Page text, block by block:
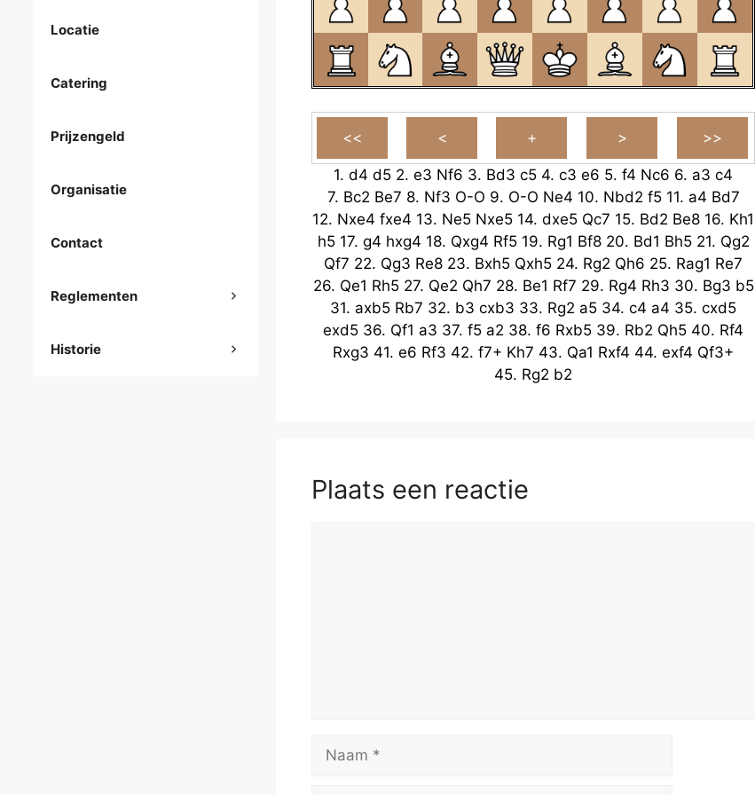
1. d4 d5 2. e3 Nf6 3. Bd3 c5 4. c3 e6 5. f4 Nc6 6. a3 c4
7. Bc2 Be7 8. Nf3 O-O 9. O-O Ne4 10. Nbd2 f5 11. a4 Bd7
12. Nxe4 fxe4 13. Ne5 Nxe5 14. dxe5 Qc7 15. Bd2 Be8 16. Kh1
h5 17. g4 hxg4 18. Qxg4 Rf5 19. Rg1 Bf8 20. Bd1 Bh5 21. Qg2
Qf7 22. Qg3 Re8 23. Bxh5 Qxh5 24. Rg2 Qh6 25. Rag1 Re7
26. Qe1 Rh5 27. Qe2 Qh7 28. Be1 Rf7 29. Rg4 Rh3 30. Bg3 b5
31. axb5 Rb7 32. b3 cxb3 33. Rg2 a5 34. c4 a4 35. cxd5
exd5 36. Qf1 a3 37. f5 a2 38. f6 Rxb5 39. Rb2 Qh5 40. Rf4
Rxg3 41. e6 Rf3 42. f7+ Kh7 43. Qa1 Rxf4 44. exf4 Qf3+
45. Rg2 b2
Plaats een reactie
Locatie
Catering
Prijzengeld
Organisatie
Contact
Reglementen
Historie